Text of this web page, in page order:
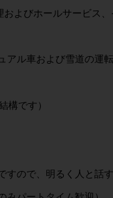
びホールサービス、
車および雪道の運転
です）
ので、明るく人と話